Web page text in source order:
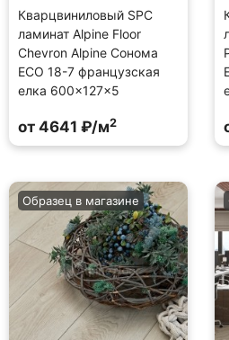
Кварцвиниловый SPC
ламинат Alpine Floor
Chevron Alpine Сонома
ECO 18-7 французская
елка 600×127×5
от 4641 ₽/м2
Образец в магазине